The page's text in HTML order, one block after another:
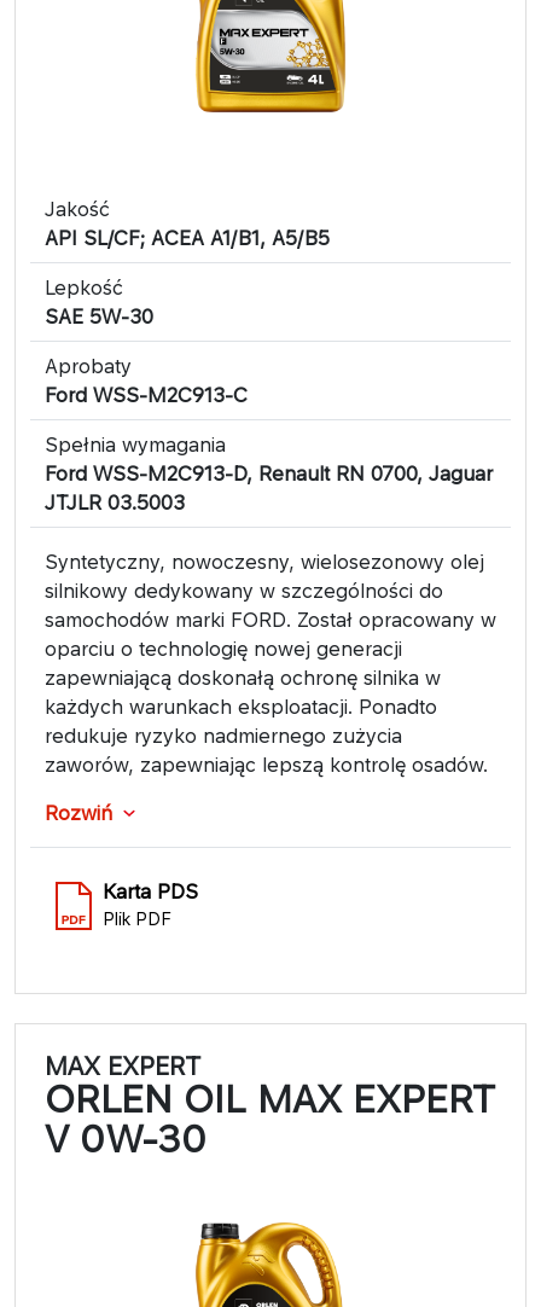
Jakość
API SL/CF; ACEA A1/B1, A5/B5
Lepkość
SAE 5W-30
Aprobaty
Ford WSS-M2C913-C
Spełnia wymagania
Ford WSS-M2C913-D, Renault RN 0700, Jaguar
JTJLR 03.5003
Syntetyczny, nowoczesny, wielosezonowy olej
silnikowy dedykowany w szczególności do
samochodów marki FORD. Został opracowany w
oparciu o technologię nowej generacji
zapewniającą doskonałą ochronę silnika w
każdych warunkach eksploatacji. Ponadto
redukuje ryzyko nadmiernego zużycia
zaworów, zapewniając lepszą kontrolę osadów.
Rozwiń
Karta PDS
Plik PDF
MAX EXPERT
ORLEN OIL MAX EXPERT
V 0W-30